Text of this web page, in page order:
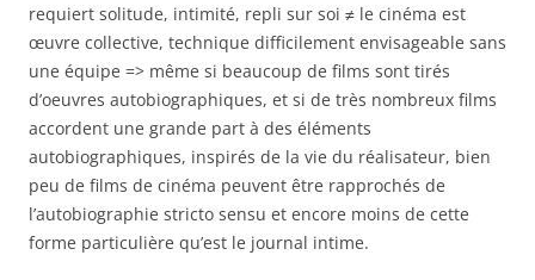
requiert solitude, intimité, repli sur soi ≠ le cinéma est
œuvre collective, technique difficilement envisageable sans
une équipe => même si beaucoup de films sont tirés
d’oeuvres autobiographiques, et si de très nombreux films
accordent une grande part à des éléments
autobiographiques, inspirés de la vie du réalisateur, bien
peu de films de cinéma peuvent être rapprochés de
l’autobiographie stricto sensu et encore moins de cette
forme particulière qu’est le journal intime.